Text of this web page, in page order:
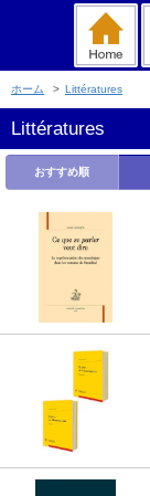
ホーム > Littératures
Littératures
おすすめ順